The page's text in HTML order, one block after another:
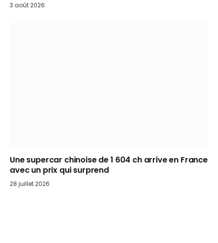
3 août 2026
Une supercar chinoise de 1 604 ch arrive en France
avec un prix qui surprend
28 juillet 2026